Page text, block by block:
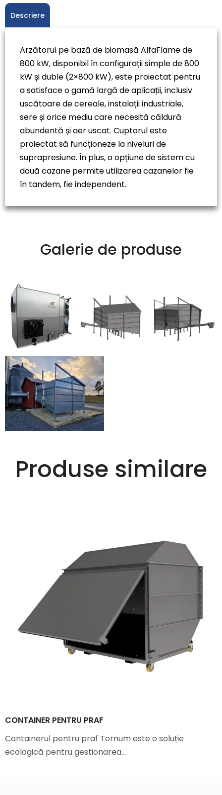
Descriere
Arzătorul pe bază de biomasă AlfaFlame de
800 kW, disponibil în configurații simple de 800
kW și duble (2×800 kW), este proiectat pentru
a satisface o gamă largă de aplicații, inclusiv
uscătoare de cereale, instalații industriale,
sere și orice mediu care necesită căldură
abundentă și aer uscat. Cuptorul este
proiectat să funcționeze la niveluri de
suprapresiune. În plus, o opțiune de sistem cu
două cazane permite utilizarea cazanelor fie
în tandem, fie independent.
Galerie de produse
Produse similare
CONTAINER PENTRU PRAF
Containerul pentru praf Tornum este o soluție
ecologică pentru gestionarea…